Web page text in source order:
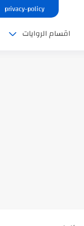
privacy-policy
اقسام الروايات